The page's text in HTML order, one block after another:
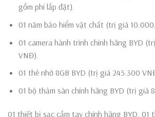
gồm phí lắp đặt).
01 năm bảo hiểm vật chất (trị giá
01 camera hành trình chính hãng BYD
VNĐ).
01 thẻ nhớ 8GB BYD (trị giá 245.300
01 bộ thảm sàn chính hãng BYD (trị giá
01 thiết bị sạc cầm tay chính hãng BYD, 01